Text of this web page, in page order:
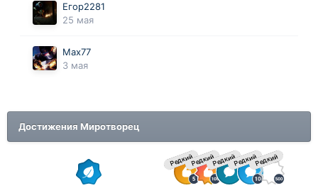
Егор2281
25 мая
Max77
3 мая
Достижения Миротворец
РедкийРедкийРедкийРедкийРедкий